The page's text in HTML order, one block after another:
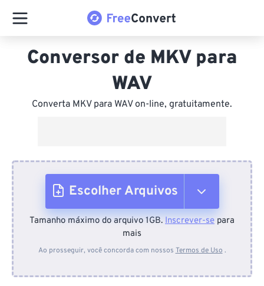
Conversor de MKV para
WAV
Converta MKV para WAV on-line, gratuitamente.
Escolher Arquivos
Do dispositivo
Tamanho máximo do arquivo 1GB. Inscrever-se para
mais
Ao prosseguir, você concorda com nossos Termos de Uso .